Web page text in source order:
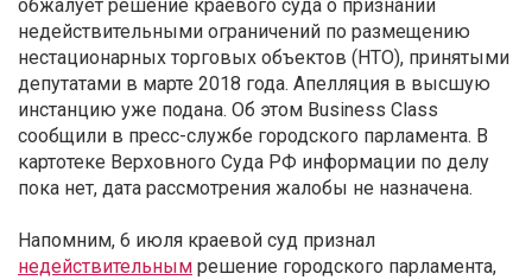
обжалует решение краевого суда о признании
недействительными ограничений по размещению
нестационарных торговых объектов (НТО), принятыми
депутатами в марте 2018 года. Апелляция в высшую
инстанцию уже подана. Об этом Business Class
сообщили в пресс-службе городского парламента. В
картотеке Верховного Суда РФ информации по делу
пока нет, дата рассмотрения жалобы не назначена.
Напомним, 6 июля краевой суд признал
недействительным решение городского парламента,